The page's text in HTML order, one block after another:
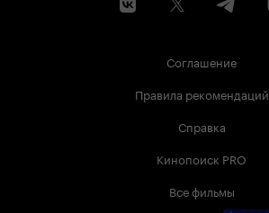
Соглашение
Правила рекомендаций
Справка
Кинопоиск PRO
Все фильмы